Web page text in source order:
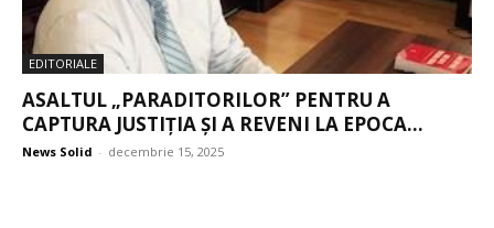
EDITORIALE
ASALTUL „PARADITORILOR” PENTRU A
CAPTURA JUSTIȚIA ȘI A REVENI LA EPOCA...
News Solid - decembrie 15, 2025